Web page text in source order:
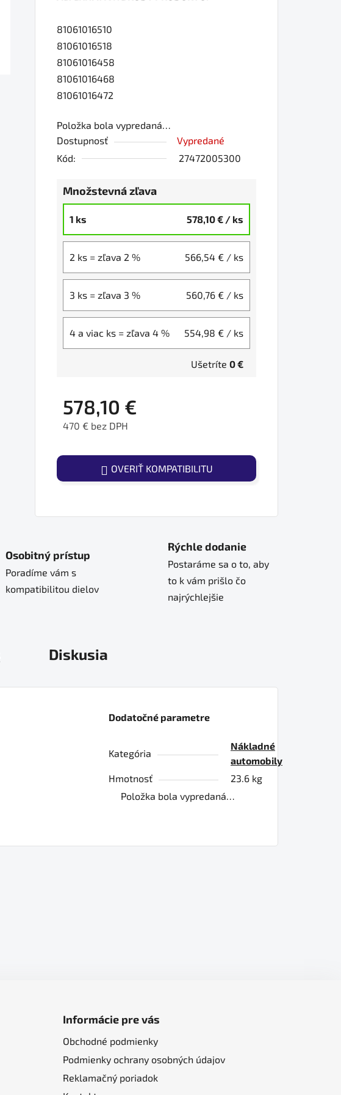
0,0
z
5
hviezdičiek.
81061016510
81061016518
81061016458
81061016468
81061016472
Položka bola vypredaná…
Dostupnosť
Vypredané
Kód:
27472005300
Množstevná zľava
1 ks 578,10 € / ks
2 ks = zľava 2 % 566,54 € / ks
3 ks = zľava 3 % 560,76 € / ks
4 a viac ks = zľava 4 % 554,98 € / ks
Ušetríte 0 €
578,10 €
470 € bez DPH
OVERIŤ KOMPATIBILITU
Osobitný prístup
Poradíme vám s
kompatibilitou dielov
Rýchle dodanie
Postaráme sa o to, aby
to k vám prišlo čo
najrýchlejšie
Diskusia
Dodatočné parametre
Kategória
Nákladné
automobily
Hmotnosť
23.6 kg
Položka bola vypredaná…
Informácie pre vás
Obchodné podmienky
Podmienky ochrany osobných údajov
Reklamačný poriadok